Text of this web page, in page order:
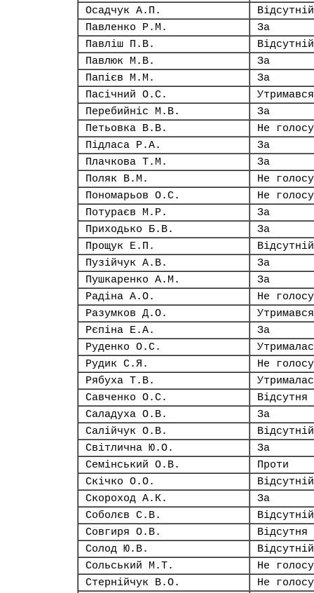
Осадчук А.П.
Відсутній
Павленко Р.М.
За
Павліш П.В.
Відсутній
Павлюк М.В.
За
Папієв М.М.
За
Пасічний О.С.
Утримався
Перебийніс М.В.
За
Петьовка В.В.
Не
Підласа Р.А.
За
Плачкова Т.М.
За
Поляк В.М.
Не
Пономарьов О.С.
Не
Потураєв М.Р.
За
Приходько Б.В.
За
Прощук Е.П.
Відсутній
Пузійчук А.В.
За
Пушкаренко А.М.
За
Радіна А.О.
Не
Разумков Д.О.
Утримався
Рєпіна Е.А.
За
Руденко О.С.
Рудик С.Я.
Не
Рябуха Т.В.
Савченко О.С.
Відсутня
Саладуха О.В.
За
Салійчук О.В.
Відсутній
Світлична Ю.О.
За
Семінський О.В.
Проти
Скічко О.О.
Відсутній
Скороход А.К.
За
Соболєв С.В.
Відсутній
Совгиря О.В.
Відсутня
Солод Ю.В.
Відсутній
Сольський М.Т.
Не
Стернійчук В.О.
Не